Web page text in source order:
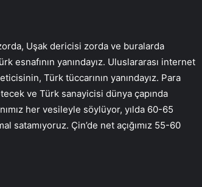
Uşak dericisi zorda ve buralarda
esnafının yanındayız. Uluslararası internet
Türk tüccarının yanındayız. Para
ve Türk sanayicisi dünya çapında
her vesileyle söylüyor, yılda 60-65
satamıyoruz. Çin’de net açığımız 55-60